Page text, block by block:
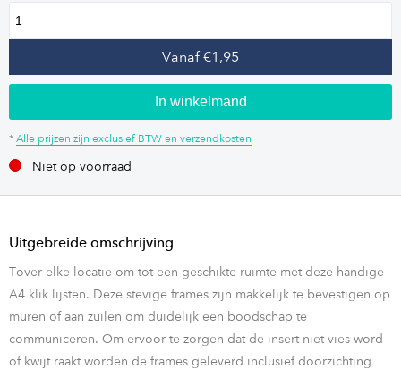
Vanaf €1,95
In winkelmand
*Alle prijzen zijn exclusief BTW en verzendkosten
Niet op voorraad
Uitgebreide omschrijving
Tover elke locatie om tot een geschikte ruimte met deze handige
A4 klik lijsten. Deze stevige frames zijn makkelijk te bevestigen op
muren of aan zuilen om duidelijk een boodschap te
communiceren. Om ervoor te zorgen dat de insert niet vies word
of kwijt raakt worden de frames geleverd inclusief doorzichting